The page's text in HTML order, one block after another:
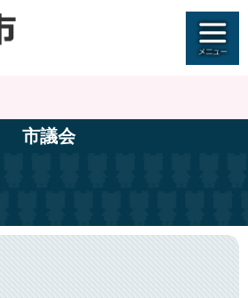
市議会